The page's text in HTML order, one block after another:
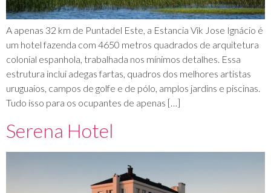
A apenas 32 km de Puntadel Este, a Estancia Vik Jose Ignácio é
um hotel fazenda com 4650 metros quadrados de arquitetura
colonial espanhola, trabalhada nos mínimos detalhes. Essa
estrutura inclui adegas fartas, quadros dos melhores artistas
uruguaios, campos de golfe e de pólo, amplos jardins e piscinas.
Tudo isso para os ocupantes de apenas […]
Serena Hotel